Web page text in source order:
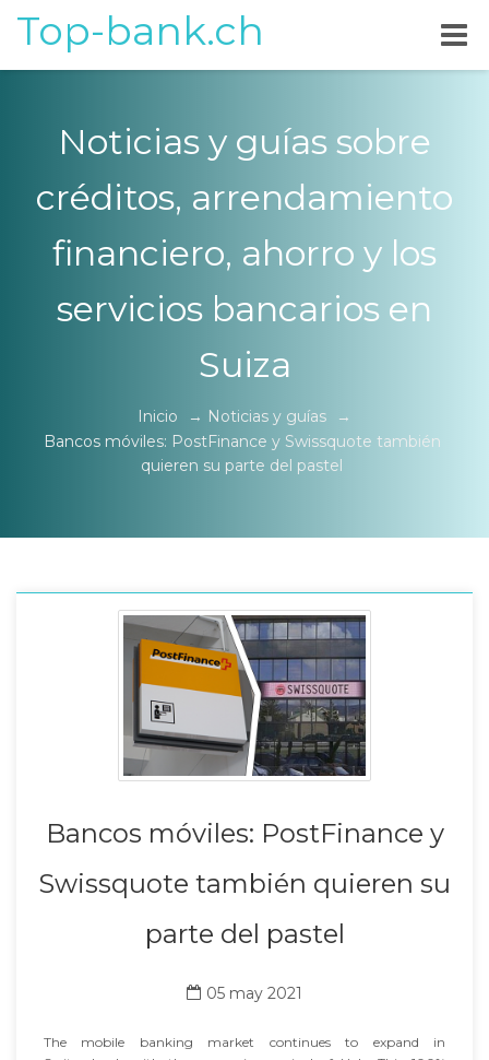
Top-bank.ch
Noticias y guías sobre
créditos, arrendamiento
financiero, ahorro y los
servicios bancarios en
Suiza
Inicio → Noticias y guías
→
Bancos móviles: PostFinance y Swissquote también
quieren su parte del pastel
Bancos móviles: PostFinance y
Swissquote también quieren su
parte del pastel
05 may 2021
The mobile banking market continues to expand in